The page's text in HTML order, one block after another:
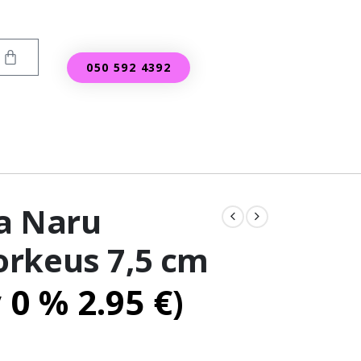
050 592 4392
Naru
7,5 cm
% 2.95 €)